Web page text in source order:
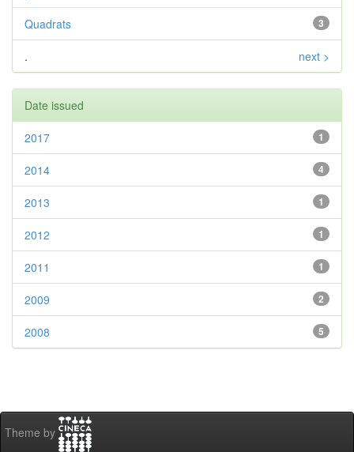
3
Quadrats
. next >
Date issued
1
2017
4
2014
1
2013
1
2012
1
2011
2
2009
5
2008
Theme by